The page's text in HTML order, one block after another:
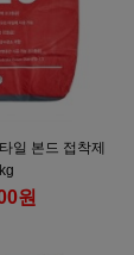
일 본드 접착제
원